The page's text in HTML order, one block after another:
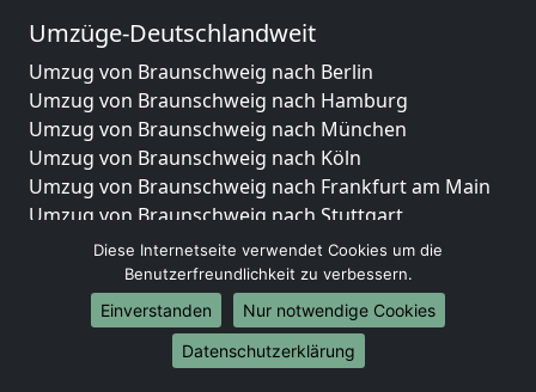
Umzüge-Deutschlandweit
Umzug von Braunschweig nach Berlin
Umzug von Braunschweig nach Hamburg
Umzug von Braunschweig nach München
Umzug von Braunschweig nach Köln
Umzug von Braunschweig nach Frankfurt am Main
Umzug von Braunschweig nach Stuttgart
Umzug von Braunschweig nach Düsseldorf
Umzug von Braunschweig nach Leipzig
Umzug von Braunschweig nach Dortmund
Umzug von Braunschweig nach Essen
Umzug von Braunschweig nach Bremen
Diese Internetseite verwendet Cookies um die
Benutzerfreundlichkeit zu verbessern.
Einverstanden
Nur notwendige Cookies
Datenschutzerklärung